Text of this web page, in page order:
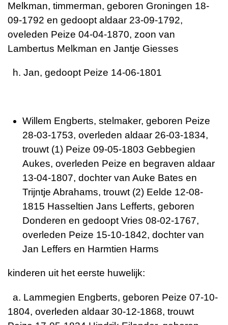
Melkman, timmerman, geboren Groningen 18-
09-1792 en gedoopt aldaar 23-09-1792,
oveleden Peize 04-04-1870, zoon van
Lambertus Melkman en Jantje Giesses
h. Jan, gedoopt Peize 14-06-1801
Willem Engberts, stelmaker, geboren Peize
28-03-1753, overleden aldaar 26-03-1834,
trouwt (1) Peize 09-05-1803 Gebbegien
Aukes, overleden Peize en begraven aldaar
13-04-1807, dochter van Auke Bates en
Trijntje Abrahams, trouwt (2) Eelde 12-08-
1815 Hasseltien Jans Lefferts, geboren
Donderen en gedoopt Vries 08-02-1767,
overleden Peize 15-10-1842, dochter van
Jan Leffers en Harmtien Harms
kinderen uit het eerste huwelijk:
a. Lammegien Engberts, geboren Peize 07-10-
1804, overleden aldaar 30-12-1868, trouwt